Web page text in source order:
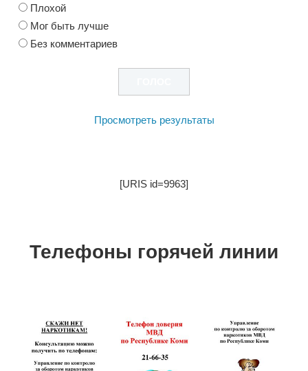
Плохой
Мог быть лучше
Без комментариев
Просмотреть результаты
[URIS id=9963]
Телефоны горячей линии